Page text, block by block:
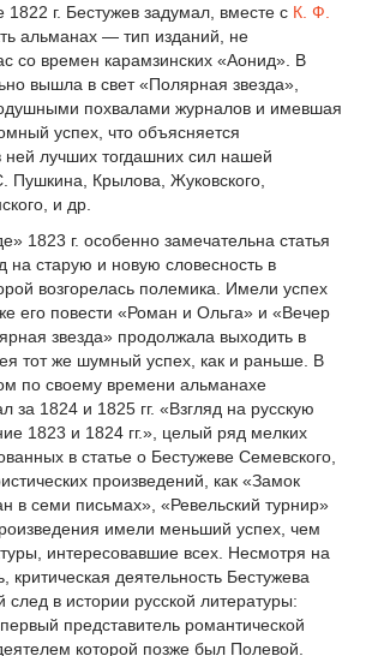
г. Бестужев задумал, вместе с К. Ф.
альманах — тип изданий, не
со времен карамзинских «Аонид». В
вышла в свет «Полярная звезда»,
похвалами журналов и имевшая
успех, что объясняется
ней лучших тогдашних сил нашей
Пушкина, Крылова, Жуковского,
и др.
1823 г. особенно замечательна статья
на старую и новую словесность в
возгорелась полемика. Имели успех
его повести «Роман и Ольга» и «Вечер
звезда» продолжала выходить в
тот же шумный успех, как и раньше. В
по своему времени альманахе
за 1824 и 1825 гг. «Взгляд на русскую
1823 и 1824 гг.», целый ряд мелких
в статье о Бестужеве Семевского,
произведений, как «Замок
в семи письмах», «Ревельский турнир»
имели меньший успех, чем
интересовавшие всех. Несмотря на
критическая деятельность Бестужева
след в истории русской литературы:
представитель романтической
которой позже был Полевой.